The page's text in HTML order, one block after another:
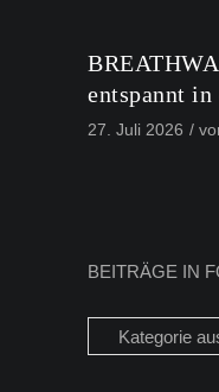
entspannt in
27. Juli 2026
BEITRÄGE IN
Beiträge
in